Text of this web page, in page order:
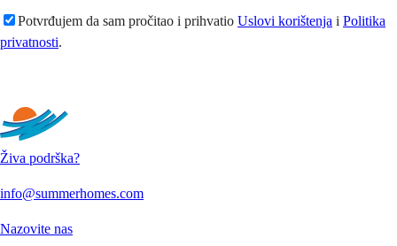
Potvrđujem da sam pročitao i prihvatio Uslovi korištenja i Politika
privatnosti.
Živa podrška?
info@summerhomes.com
Nazovite nas